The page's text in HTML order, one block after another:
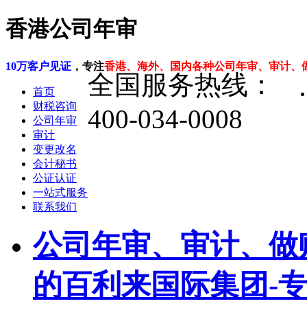
香港公司年审
10万客户见证 ，专注香港、海外、国内各种公司年审、审计、
首页
财税咨询
公司年审
审计
变更改名
会计秘书
公证认证
一站式服务
联系我们
全国服务热线：
400-034-0008
公司年审、审计、
的百利来国际集团-